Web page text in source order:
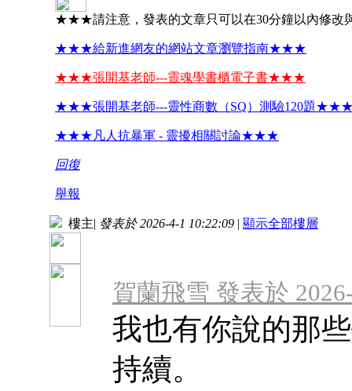
★★★請注意，發表的文章只可以在30分鐘以內修
★★★給新進網友的網站文章瀏覽指南★★★
★★★張開基老師---靈魂學書櫃電子書★★★
★★★張開基老師---靈性商數（SQ）測驗120題
★★★凡人抗暴軍 - 靈擾相關討論★★★
回復
舉報
樓主| 發表於 2026-4-1 10:22:09 | 顯示全部樓層
賀蘭飛雪 發表於
我也有你說的那
持續。